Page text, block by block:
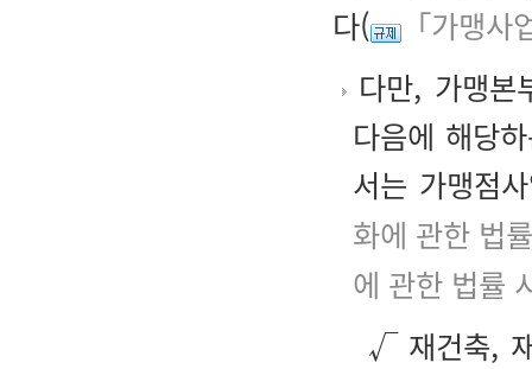
다(
「가맹
다만, 가맹본
다음에 해당
서는 가맹점
화에 관한 법
에 관한 법률
√ 재건축,